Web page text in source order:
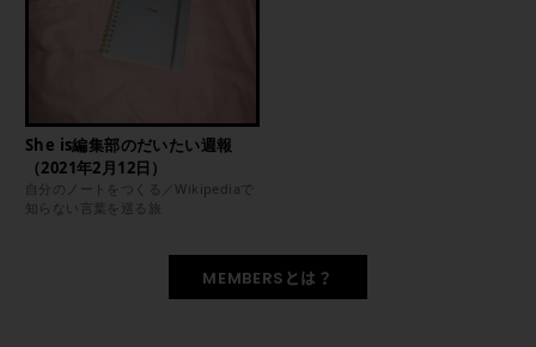
She is編集部のだいたい週報
（2021年2月12日）
自分のノートをつくる／Wikipediaで
知らない言葉を巡る旅
MEMBERSとは？